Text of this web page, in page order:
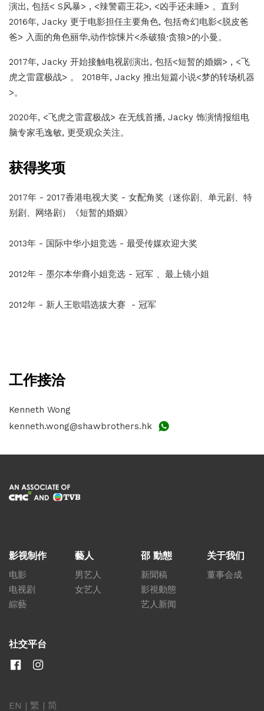
演出, 包括< S风暴> , <辣警霸王花>, <凶手还未睡> 。直到
2016年, Jacky 更于电影担任主要角色, 包括奇幻电影<脱皮爸
爸> 入面的角色丽华,动作惊悚片<杀破狼·贪狼>的小曼。
2017年, Jacky 开始接触电视剧演出, 包括<短暂的婚姻> , <飞
虎之雷霆极战> 。 2018年, Jacky 推出短篇小说<梦的转场机器
>。
2020年, <飞虎之雷霆极战> 在无线首播, Jacky 饰演情报组电
脑专家毛逸敏, 更受观众关注。
获得奖项
2017年 - 2017香港电视大奖 - 女配角奖（迷你剧、单元剧、特
别剧、网络剧）《短暂的婚姻》
2013年 - 国际中华小姐竞选 - 最受传媒欢迎大奖
2012年 - 墨尔本华裔小姐竞选 - 冠军 、最上镜小姐
2012年 - 新人王歌唱选拔大赛 - 冠军
工作接洽
Kenneth Wong
kenneth.wong@shawbrothers.hk
影视制作
电影
电视剧
綜藝
藝人
男艺人
女艺人
邵 動態
新聞稿
影視動態
艺人新闻
关于我们
董事会成
社交平台
EN | 繁 | 简